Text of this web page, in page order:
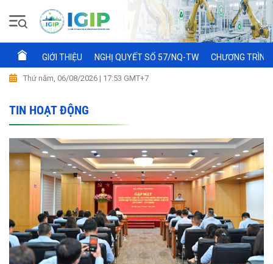
GIỚI THIỆU NGHỊ QUYẾT SỐ 57/NQ-TW CHƯƠNG
Thứ năm, 06/08/2026 | 17:53 GMT+7
TIN HOẠT ĐỘNG